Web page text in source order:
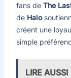
fans de The
de Halo
créent une
simple
LIRE AUSSI